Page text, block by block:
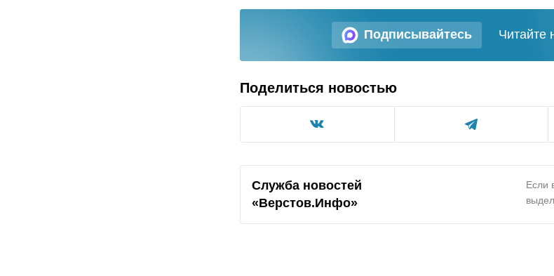
Подписывайтесь Читайте
Поделиться новостью
Служба новостей
«Верстов.Инфо»
Если